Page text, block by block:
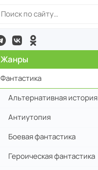
Жанры
Фантастика
Альтернативная история
Антиутопия
Боевая фантастика
Героическая фантастика